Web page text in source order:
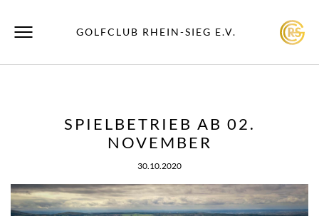
GOLFCLUB RHEIN-SIEG E.V.
SPIELBETRIEB AB 02.
NOVEMBER
30.10.2020